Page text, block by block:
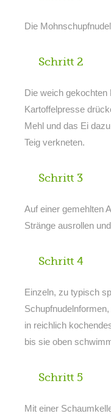
Die
Schritt 2
Die weich gekochten
Kartoffelpresse
Mehl und das Ei
Teig verkneten.
Schritt 3
Auf einer gemehlten
Stränge ausrollen
Schritt 4
Einzeln, zu typisch
in reichlich
bis sie oben
Schritt 5
Mit einer